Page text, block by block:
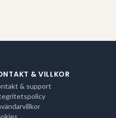
& VILLKOR
& support